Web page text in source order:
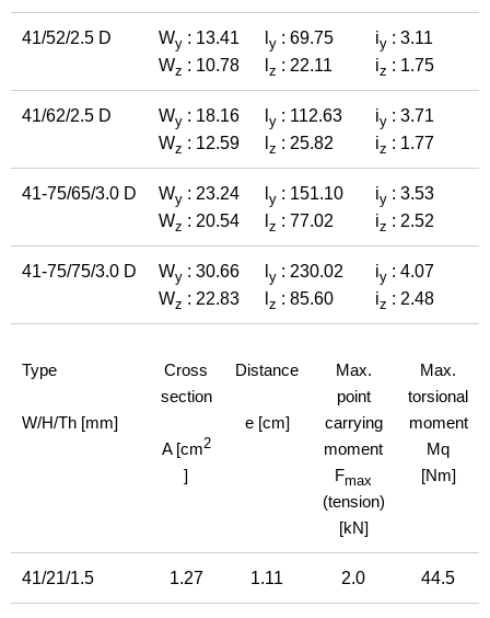
41/52/2.5 D Wy : 13.41
Wz : 10.78
y : 69.75
z : 22.11
iy : 3.11
iz : 1.75
41/62/2.5 D Wy : 18.16
Wz : 12.59
y : 112.63
z : 25.82
iy : 3.71
iz : 1.77
41-75/65/3.0 D Wy : 23.24
Wz : 20.54
y : 151.10
z : 77.02
iy : 3.53
iz : 2.52
41-75/75/3.0 D Wy : 30.66
Wz : 22.83
y : 230.02
z : 85.60
iy : 4.07
iz : 2.48
Type
W/H/Th [mm]
Cross
section
A [cm2
]
Distance
e [cm]
Max.
point
carrying
moment
Fmax
(tension)
[kN]
Max.
torsional
moment
Mq
[Nm]
41/21/1.5 1.27 1.11 2.0 44.5